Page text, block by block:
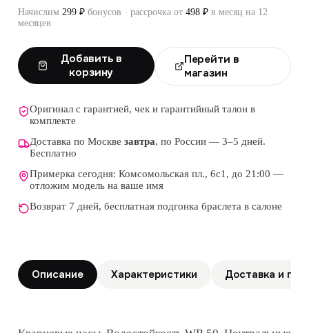
Начислим 299 ₽ бонусов · рассрочка от 498 ₽ в месяц на 12
месяцев
Добавить в
корзину
Перейти в
магазин
Оригинал с гарантией, чек и гарантийный талон в
комплекте
Доставка по Москве завтра, по России — 3–5 дней.
Бесплатно
Примерка сегодня: Комсомольская пл., 6с1, до 21:00 —
отложим модель на ваше имя
Возврат 7 дней, бесплатная подгонка браслета в салоне
Описание Характеристики Доставка и